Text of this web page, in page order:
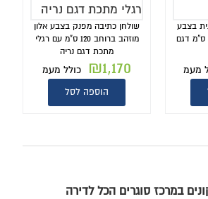
בצבע
אלון טבעי ובגובה 180 ס"מ דגם
מעמ
שולחן כתיבה מפנק בצבע אלון
מוזהב ברוחב 120 ס"מ עם רגלי
מתכת דגם נריה
₪1,170 כולל מעמ
הוספה לסל
במרכז סוגרים הכל לדירה